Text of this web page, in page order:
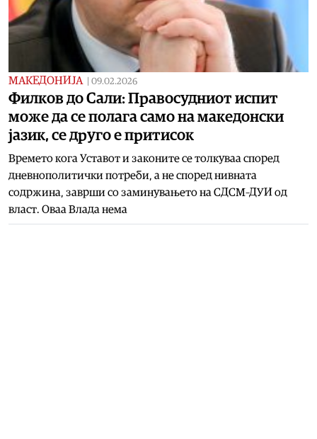
МАКЕДОНИЈА 09.02.2026
Филков до Сали: Правосудниот испит
може да се полага само на македонски
јазик, се друго е притисок
Времето кога Уставот и законите се толкуваа според
дневнополитички потреби, а не според нивната
содржина, заврши со заминувањето на СДСМ–ДУИ од
власт. Оваа Влада нема